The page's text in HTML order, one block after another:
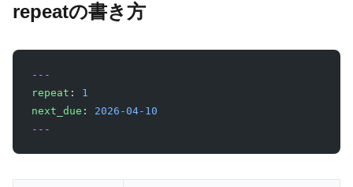
repeatの書き方
---
repeat : 1
next_due : 2026-04-10
---